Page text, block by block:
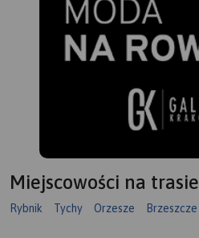
Miejscowości na trasie
Rybnik Tychy Orzesze Brzeszcze